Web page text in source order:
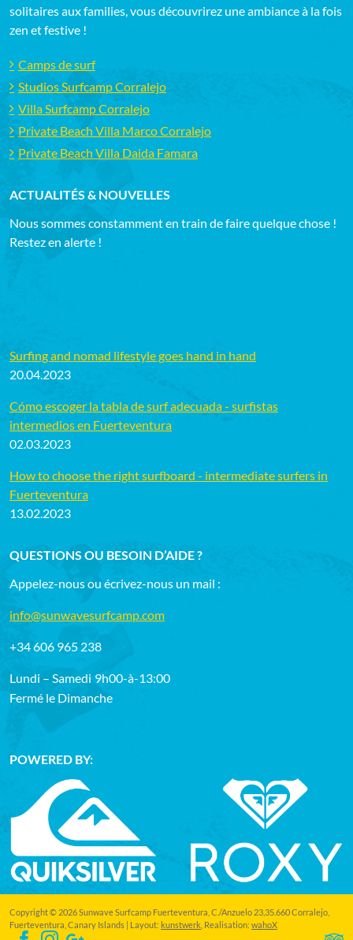
solitaires aux families, vous découvrirez une ambiance à la fois
zen et festive !
Camps de surf
Studios Surfcamp Corralejo
Villa Surfcamp Corralejo
Private Beach Villa Marco Corralejo
Private Beach Villa Daida Famara
ACTUALITÉS & NOUVELLES
Nous sommes constamment en train de faire quelque chose !
Restez en alerte !
Surfing and nomad lifestyle goes hand in hand
20.04.2023
Cómo escoger la tabla de surf adecuada - surfistas
intermedios en Fuerteventura
02.03.2023
How to choose the right surfboard - intermediate surfers in
Fuerteventura
13.02.2023
QUESTIONS OU BESOIN D’AIDE ?
Appelez-nous ou écrivez-nous un mail :
info@sunwavesurfcamp.com
+34 606 965 238
Lundi – Samedi 9h00-à-13:00
Fermé le Dimanche
POWERED BY:
Copyright © 2026 Sunwave Surfcamp Fuerteventura, C./Anzuelo 23,35.660 Corralejo,
Fuerteventura, Canary Islands | Layout: kunstwerk , Realisation: wahoX